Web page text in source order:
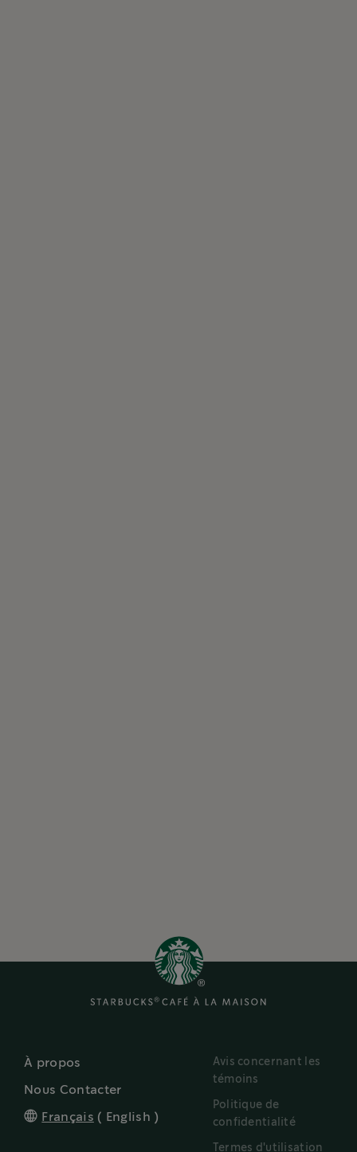
À propos
Nous Contacter
Français ( English )
Avis concernant les
témoins
Politique de
confidentialité
Termes d'utilisation